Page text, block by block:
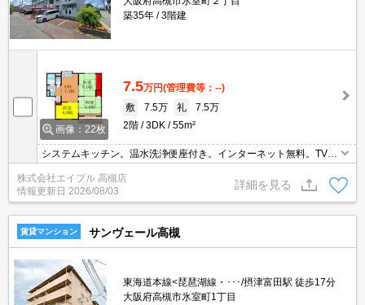
築35年
3階建
画像：22枚
7.5万円(管理費等：--)
敷
7.5万 礼
7.5万
2階
3DK 55m²
システムキッチン。温水洗浄便座付き。インターネット無料。TVイ
ンターホン付き。保証委託料（賃料総額に対し、初回額50％、月額
2％）。
株式会社エイブル 高槻店
情報更新日 2026/08/03
詳細を見る
賃貸マンション サンヴェール高槻
東海道本線<琵琶湖線・･･･/摂津富田駅 徒歩17分
大阪府高槻市氷室町1丁目